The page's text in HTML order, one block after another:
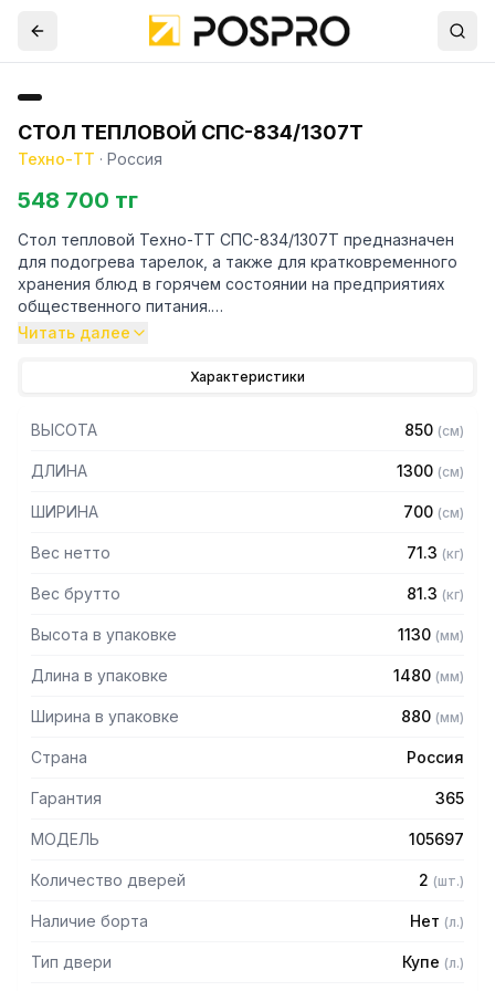
СТОЛ ТЕПЛОВОЙ СПС-834/1307Т
Техно-ТТ · Россия
548 700 тг
Стол тепловой Техно-ТТ СПС-834/1307Т предназначен
для подогрева тарелок, а также для кратковременного
хранения блюд в горячем состоянии на предприятиях
общественного питания.
– Столешница усилена ЛДСП толщиной 32 мм
– Задняя стенка выполнена из оцинкованной стали
толщиной 0,55 мм
– Микроконтроллер
Читать далее
Характеристики
ВЫСОТА 850 (см)
ДЛИНА 1300 (см)
ШИРИНА 700 (см)
Вес нетто 71.3 (кг)
Вес брутто 81.3 (кг)
Высота в упаковке 1130 (мм)
Длина в упаковке 1480 (мм)
Ширина в упаковке 880 (мм)
Страна Россия
Гарантия 365
МОДЕЛЬ 105697
Количество дверей 2 (шт.)
Наличие борта Нет (л.)
Тип двери Купе (л.)